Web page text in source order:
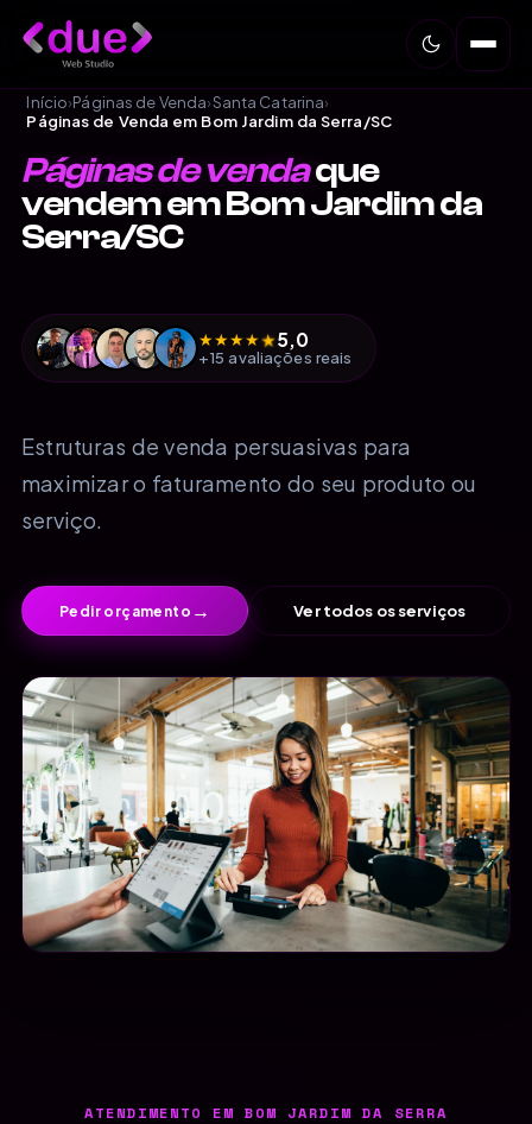
Início›Páginas de Venda›Santa Catarina›
Páginas de Venda em Bom Jardim da Serra/SC
Páginas de vendaque
vendem em Bom Jardim da
Serra/SC
★★★★★5,0
+15 avaliações reais
Estruturas de venda persuasivas para
maximizar o faturamento do seu produto ou
serviço.
Pedir orçamento → Ver todos os serviços
ATENDIMENTO EM BOM JARDIM DA SERRA